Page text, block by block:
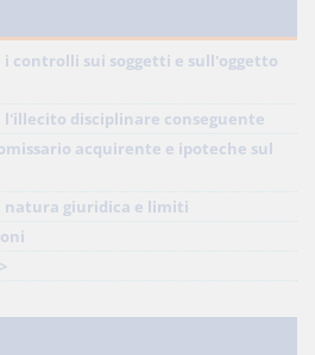
controlli sui soggetti e sull'oggetto
l'illecito disciplinare conseguente
acquirente e ipoteche sul
natura giuridica e limiti